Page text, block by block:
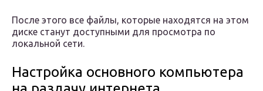
После этого все файлы, которые находятся на этом
диске станут доступными для просмотра по
локальной сети.
Настройка основного компьютера